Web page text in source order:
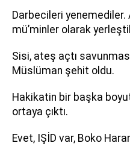
Darbecileri
mü’minler olarak
Sisi, ateş açtı
Müslüman şehit oldu.
Hakikatin bir başka
ortaya çıktı.
Evet, IŞİD var, Boko